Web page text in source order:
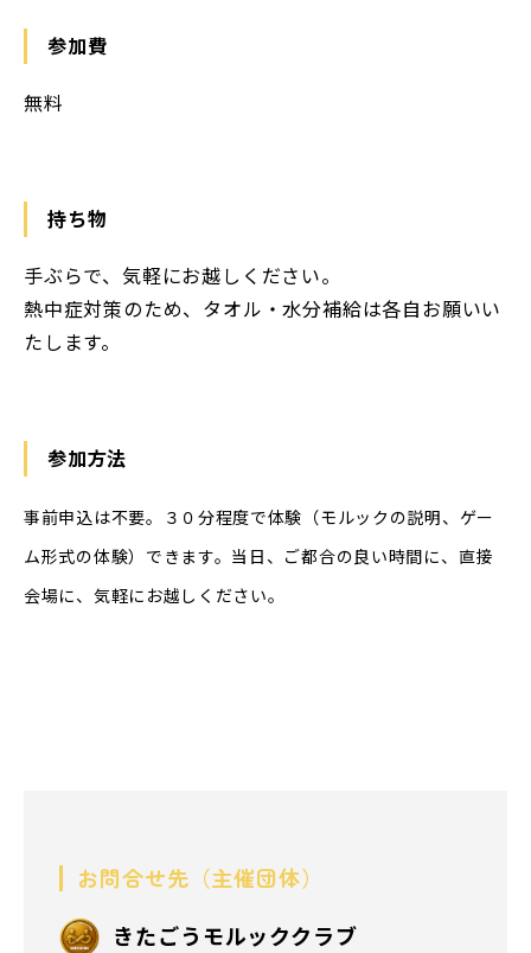
参加費
無料
持ち物
手ぶらで、気軽にお越しください。
熱中症対策のため、タオル・水分補給は各自お願いい
たします。
参加方法
事前申込は不要。３０分程度で体験（モルックの説明、ゲー
ム形式の体験）できます。当日、ご都合の良い時間に、直接
会場に、気軽にお越しください。
お問合せ先（主催団体）
きたごうモルッククラブ